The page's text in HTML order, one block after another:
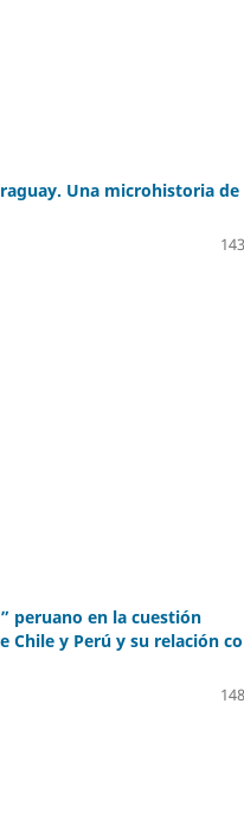
Una microhistoria de
peruano en la cuestión
Chile y Perú y su relación